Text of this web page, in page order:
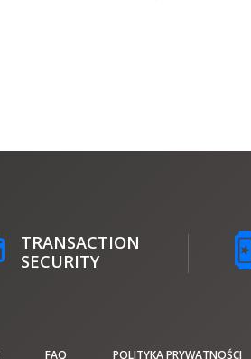
TRANSACTION
SECURITY
FAQ POLITYKA PRYWATNOŚCI